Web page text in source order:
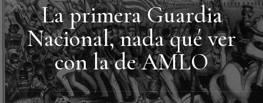
La primera Guardia
Nacional, nada qué ver
con la de AMLO